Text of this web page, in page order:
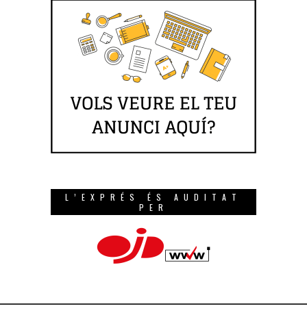
L’EXPRÉS ÉS AUDITAT
PER